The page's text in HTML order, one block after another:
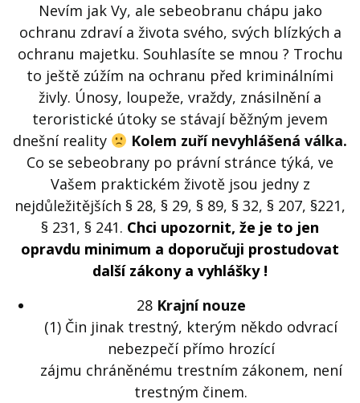
Nevím jak Vy, ale sebeobranu chápu jako
ochranu zdraví a života svého, svých blízkých a
ochranu majetku. Souhlasíte se mnou ? Trochu
to ještě zúžím na ochranu před kriminálními
živly. Únosy, loupeže, vraždy, znásilnění a
teroristické útoky se stávají běžným jevem
dnešní reality
Kolem zuří nevyhlášená válka.
Co se sebeobrany po právní stránce týká, ve
Vašem praktickém životě jsou jedny z
nejdůležitějších § 28, § 29, § 89, § 32, § 207, §221,
§ 231, § 241. Chci upozornit, že je to jen
opravdu minimum a doporučuji prostudovat
další zákony a vyhlášky !
28 Krajní nouze
(1) Čin jinak trestný, kterým někdo odvrací
nebezpečí přímo hrozící
zájmu chráněnému trestním zákonem, není
trestným činem.